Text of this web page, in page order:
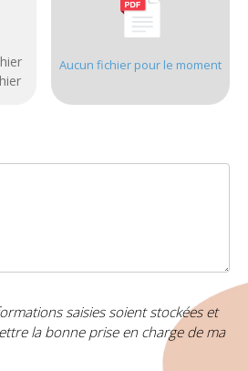
Aucun fichier pour le moment
saisies soient stockées et
la bonne prise en charge de ma